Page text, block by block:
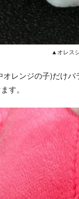
▲オレス
レンジの子)だけ
す。